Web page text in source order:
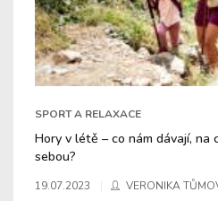
SPORT A RELAXACE
Hory v létě – co nám dávají, na
sebou?
19.07.2023 VERONIKA